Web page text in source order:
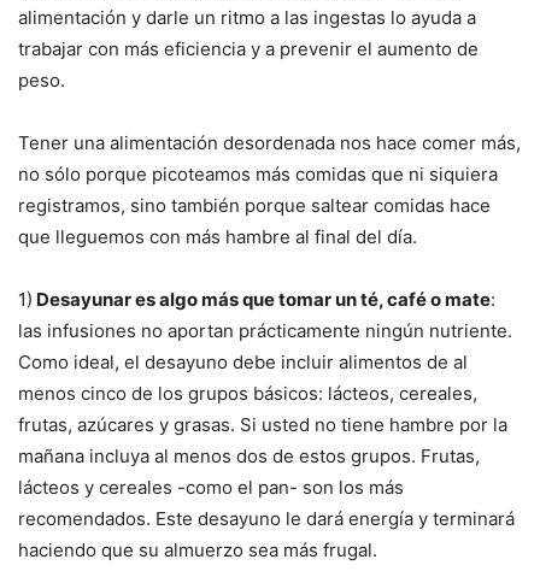
alimentación y darle un ritmo a las ingestas lo ayuda a
trabajar con más eficiencia y a prevenir el aumento de
peso.
Tener una alimentación desordenada nos hace comer más,
no sólo porque picoteamos más comidas que ni siquiera
registramos, sino también porque saltear comidas hace
que lleguemos con más hambre al final del día.
1) Desayunar es algo más que tomar un té, café o mate:
las infusiones no aportan prácticamente ningún nutriente.
Como ideal, el desayuno debe incluir alimentos de al
menos cinco de los grupos básicos: lácteos, cereales,
frutas, azúcares y grasas. Si usted no tiene hambre por la
mañana incluya al menos dos de estos grupos. Frutas,
lácteos y cereales -como el pan- son los más
recomendados. Este desayuno le dará energía y terminará
haciendo que su almuerzo sea más frugal.